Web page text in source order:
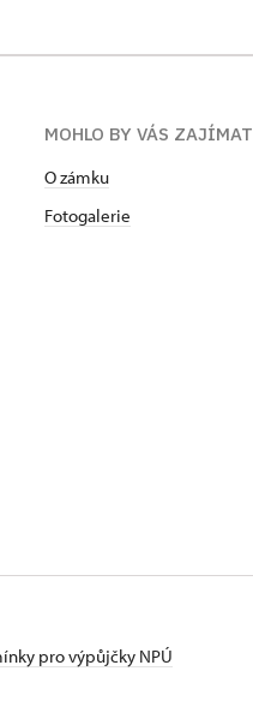
MOHLO BY VÁS ZAJÍMAT
O zámku
Fotogalerie
pro výpůjčky NPÚ